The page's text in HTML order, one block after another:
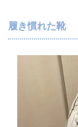
履き慣れた靴